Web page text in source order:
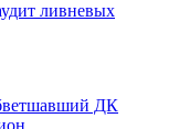
ливневых
ДК